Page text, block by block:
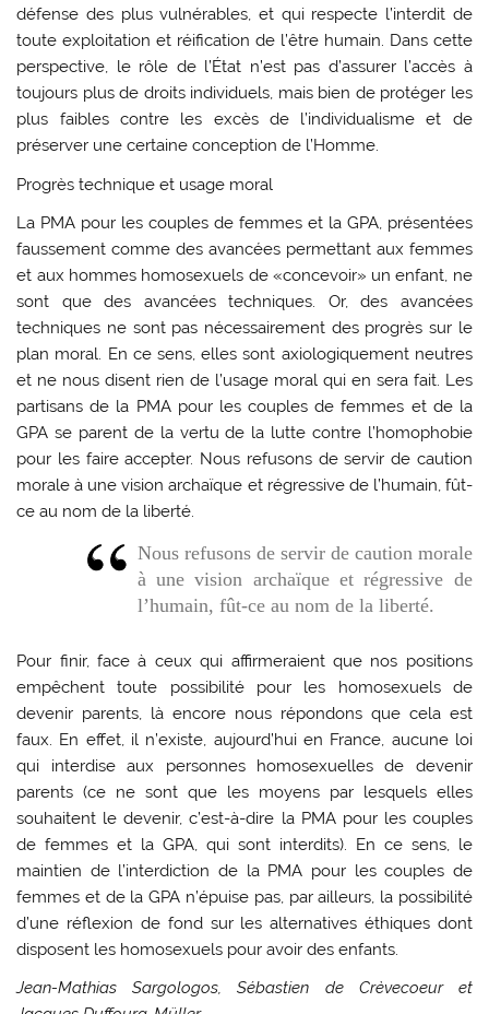
défense des plus vulnérables, et qui respecte l’interdit de
toute exploitation et réification de l’être humain. Dans cette
perspective, le rôle de l’État n’est pas d’assurer l’accès à
toujours plus de droits individuels, mais bien de protéger les
plus faibles contre les excès de l’individualisme et de
préserver une certaine conception de l’Homme.
Progrès technique et usage moral
La PMA pour les couples de femmes et la GPA, présentées
faussement comme des avancées permettant aux femmes
et aux hommes homosexuels de «concevoir» un enfant, ne
sont que des avancées techniques. Or, des avancées
techniques ne sont pas nécessairement des progrès sur le
plan moral. En ce sens, elles sont axiologiquement neutres
et ne nous disent rien de l’usage moral qui en sera fait. Les
partisans de la PMA pour les couples de femmes et de la
GPA se parent de la vertu de la lutte contre l’homophobie
pour les faire accepter. Nous refusons de servir de caution
morale à une vision archaïque et régressive de l’humain, fût-
ce au nom de la liberté.
Nous refusons de servir de caution morale
à une vision archaïque et régressive de
l’humain, fût-ce au nom de la liberté.
Pour finir, face à ceux qui affirmeraient que nos positions
empêchent toute possibilité pour les homosexuels de
devenir parents, là encore nous répondons que cela est
faux. En effet, il n’existe, aujourd’hui en France, aucune loi
qui interdise aux personnes homosexuelles de devenir
parents (ce ne sont que les moyens par lesquels elles
souhaitent le devenir, c’est-à-dire la PMA pour les couples
de femmes et la GPA, qui sont interdits). En ce sens, le
maintien de l’interdiction de la PMA pour les couples de
femmes et de la GPA n’épuise pas, par ailleurs, la possibilité
d’une réflexion de fond sur les alternatives éthiques dont
disposent les homosexuels pour avoir des enfants.
Jean-Mathias Sargologos, Sébastien de Crèvecoeur et